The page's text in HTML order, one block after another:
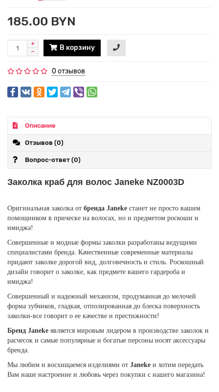
185.00 BYN
В корзину
0 отзывов
Описание
Отзывов (0)
Вопрос-ответ (0)
Заколка краб для волос Janeke NZ0003D
Оригинальная заколка от бренда Janeke станет не просто вашим
помощником в прическе на волосах, но и предметом роскоши и
имиджа!
Совершенные и модные формы заколки разработаны ведущими
специалистами бренда. Качественные современные материалы
придают заколке дорогой вид, долговечность и стиль. Роскошный
дизайн говорит о заколке, как предмете вашего гардероба и
имиджа!
Совершенный и надежный механизм, продуманная до мелочей
форма зубчиков, гладкая, отполированная до блеска поверхность
заколки-все говорит о ее качестве и престижности!
Бренд Janeke является мировым лидером в производстве заколок и
расчесок и самые популярные и богатые персоны носят аксессуары
бренда.
Мы любим и восхищаемся изделиями от Janeke и хотим передать
Вам наше настроение и любовь через покупки с нашего магазина!